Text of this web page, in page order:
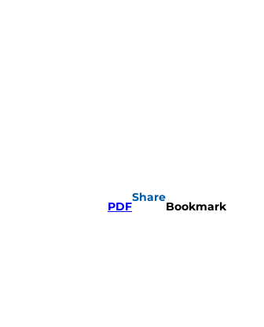
PDF
Share
Bookmark